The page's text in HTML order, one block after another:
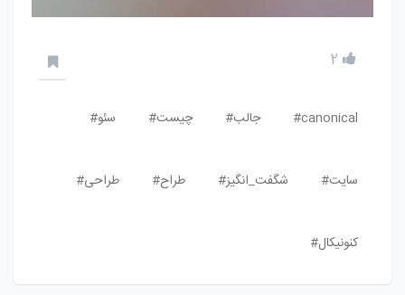
2
canonical# جالب# چیست# سئو#
سایت# شگفت_انگیز# طراح# طراحی#
کنونیکال#